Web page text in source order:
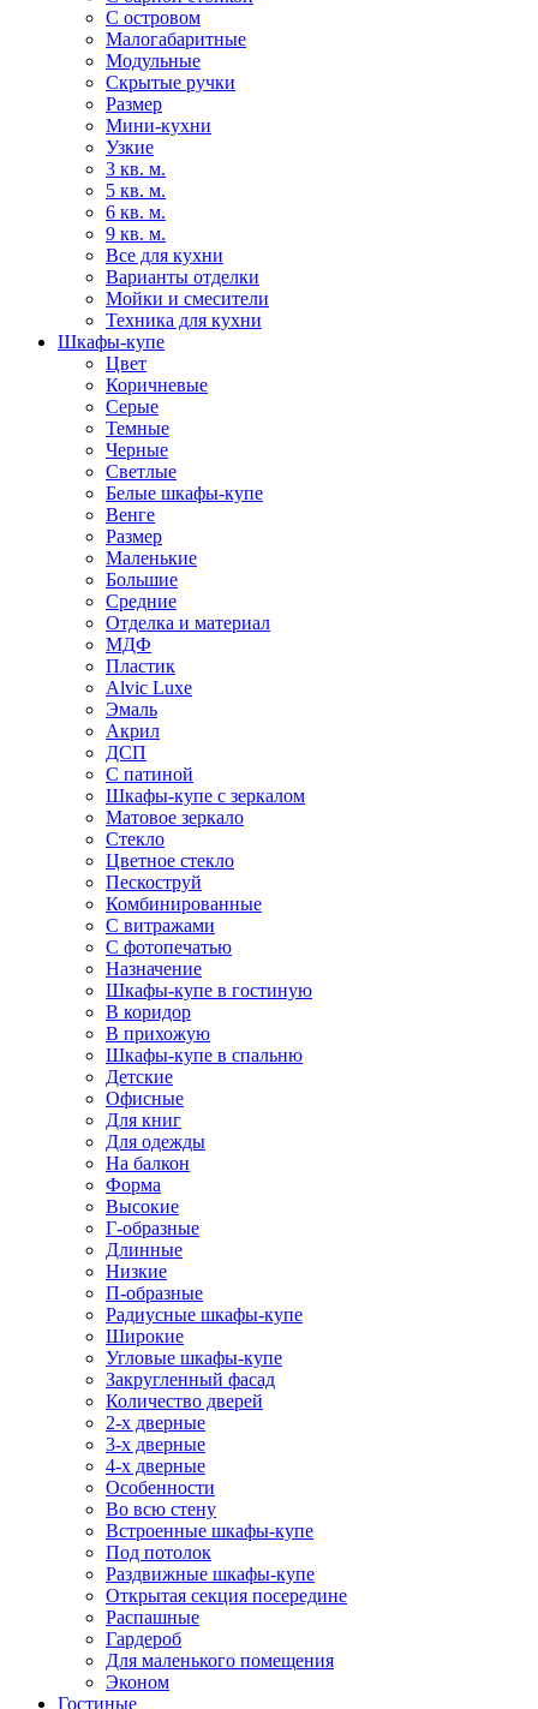
С островом
Малогабаритные
Модульные
Скрытые ручки
Размер
Мини-кухни
Узкие
3 кв. м.
5 кв. м.
6 кв. м.
9 кв. м.
Все для кухни
Варианты отделки
Мойки и смесители
Техника для кухни
Шкафы-купе
Цвет
Коричневые
Серые
Темные
Черные
Светлые
Белые шкафы-купе
Венге
Размер
Маленькие
Большие
Средние
Отделка и материал
МДФ
Пластик
Alvic Luxe
Эмаль
Акрил
ДСП
С патиной
Шкафы-купе с зеркалом
Матовое зеркало
Стекло
Цветное стекло
Пескоструй
Комбинированные
С витражами
С фотопечатью
Назначение
Шкафы-купе в гостиную
В коридор
В прихожую
Шкафы-купе в спальню
Детские
Офисные
Для книг
Для одежды
На балкон
Форма
Высокие
Г-образные
Длинные
Низкие
П-образные
Радиусные шкафы-купе
Широкие
Угловые шкафы-купе
Закругленный фасад
Количество дверей
2-х дверные
3-х дверные
4-х дверные
Особенности
Во всю стену
Встроенные шкафы-купе
Под потолок
Раздвижные шкафы-купе
Открытая секция посередине
Распашные
Гардероб
Для маленького помещения
Эконом
Гостиные